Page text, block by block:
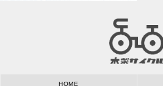
HOME